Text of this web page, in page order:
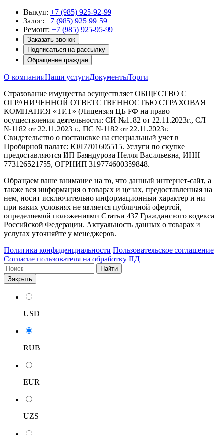
Выкуп: +7 (985) 925-92-99
Залог: +7 (985) 925-99-59
Ремонт: +7 (985) 925-95-99
Заказать звонок
Подписаться на рассылку
Обращение граждан
О компанииНаши услугиДокументыТорги
Страхование имущества осуществляет ОБЩЕСТВО С
ОГРАНИЧЕННОЙ ОТВЕТСТВЕННОСТЬЮ СТРАХОВАЯ
КОМПАНИЯ «ТИТ» (Лицензия ЦБ РФ на право
осуществления деятельности: СИ №1182 от 22.11.2023г., СЛ
№1182 от 22.11.2023 г., ПС №1182 от 22.11.2023г.
Свидетельство о постановке на специальный учет в
Пробирной палате: ЮЛ7701605515. Услуги по скупке
предоставляются ИП Баяндурова Нелля Васильевна, ИНН
773126521755, ОГРНИП 319774600359848.
Обращаем ваше внимание на то, что данный интернет-сайт, а
также вся информация о товарах и ценах, предоставленная на
нём, носит исключительно информационный характер и ни
при каких условиях не является публичной офертой,
определяемой положениями Статьи 437 Гражданского кодекса
Российской Федерации. Актуальность данных о товарах и
услугах уточняйте у менеджеров.
Политика конфиденциальности Пользовательское соглашение
Согласие пользователя на обработку ПД
Найти
Закрыть
USD
RUB
EUR
UZS